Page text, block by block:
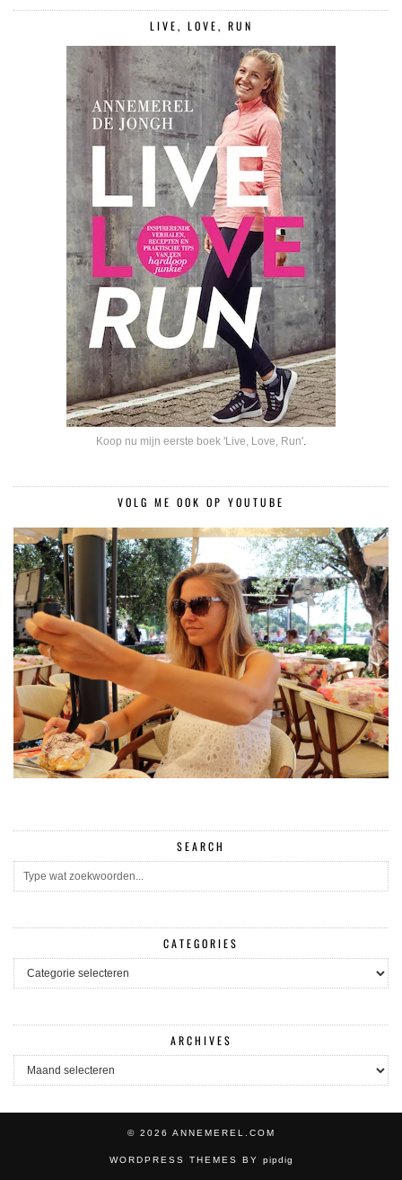
LIVE, LOVE, RUN
Koop nu mijn eerste boek 'Live, Love, Run'.
VOLG ME OOK OP YOUTUBE
SEARCH
CATEGORIES
CATEGORIES
ARCHIVES
ARCHIVES
© 2026 ANNEMEREL.COM
WORDPRESS THEMES BY pipdig